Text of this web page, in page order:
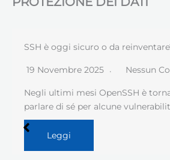
SSH è oggi sicuro o da
19 Novembre 2025 Nessun
Negli ultimi mesi OpenSSH è
parlare di sé per alcune
Leggi